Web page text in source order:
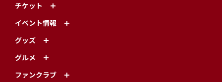
チケット
イベント情報
グッズ
グルメ
ファンクラブ